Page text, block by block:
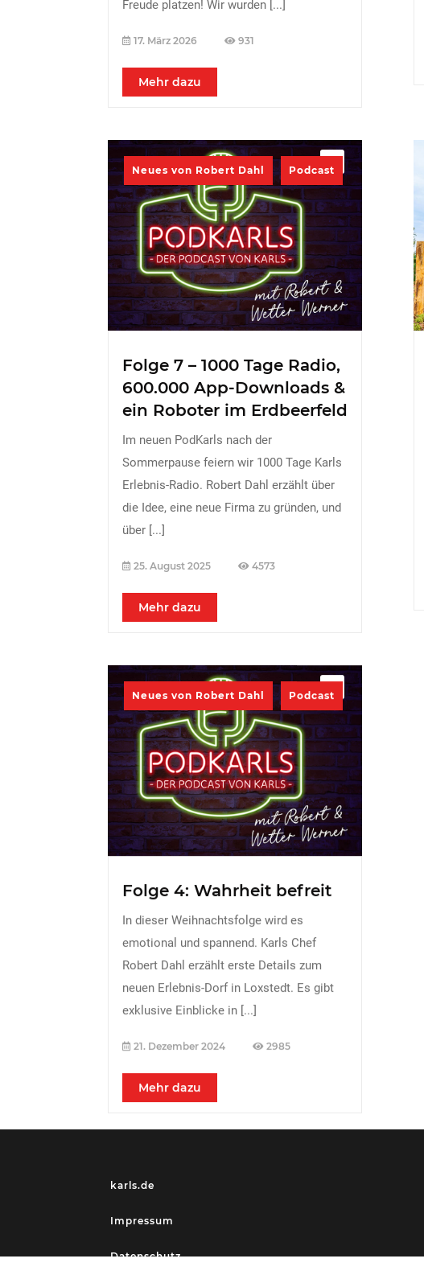
Freude platzen! Wir wurden [...]
17. März 2026 931
Mehr dazu
Neues von Robert Dahl Podcast
Folge 7 – 1000 Tage Radio,
600.000 App-Downloads &
ein Roboter im Erdbeerfeld
Im neuen PodKarls nach der
Sommerpause feiern wir 1000 Tage Karls
Erlebnis-Radio. Robert Dahl erzählt über
die Idee, eine neue Firma zu gründen, und
über [...]
25. August 2025 4573
Mehr dazu
Neues von Robert Dahl Podcast
Folge 4: Wahrheit befreit
In dieser Weihnachtsfolge wird es
emotional und spannend. Karls Chef
Robert Dahl erzählt erste Details zum
neuen Erlebnis-Dorf in Loxstedt. Es gibt
exklusive Einblicke in [...]
21. Dezember 2024 2985
Mehr dazu
karls.de
Impressum
Datenschutz